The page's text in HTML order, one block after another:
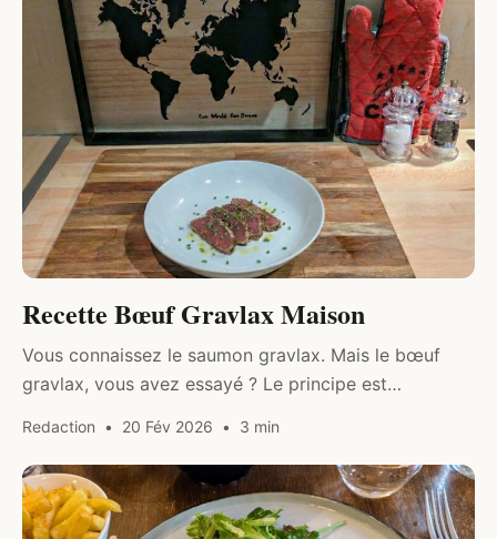
DRINK & FOOD
Recette Bœuf Gravlax Maison
Vous connaissez le saumon gravlax. Mais le bœuf
gravlax, vous avez essayé ? Le principe est
Redaction 20 Fév 2026 3 min
RESTAURANTS